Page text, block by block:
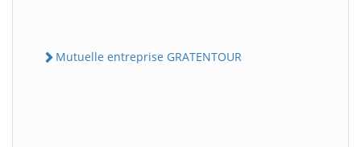
Mutuelle entreprise GRATENTOUR